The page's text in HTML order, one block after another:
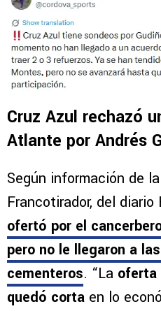
Cruz Azul rechazó
Atlante por Andrés
Según información de
Francotirador, del diario
ofertó por el
pero no le llegaron a
cementeros. “La oferta
quedó corta en lo